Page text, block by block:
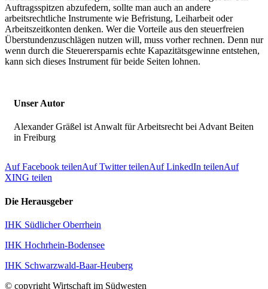
Auftragsspitzen abzufedern, sollte man auch an andere
arbeitsrechtliche Instrumente wie Befristung, Leiharbeit oder
Arbeitszeitkonten denken. Wer die Vorteile aus den steuerfreien
Überstundenzuschlägen nutzen will, muss vorher rechnen. Denn nur
wenn durch die Steuerersparnis echte Kapazitätsgewinne entstehen,
kann sich dieses Instrument für beide Seiten lohnen.
Unser Autor
Alexander Gräßel ist Anwalt für Arbeitsrecht bei Advant Beiten
in Freiburg
Auf Facebook teilenAuf Twitter teilenAuf LinkedIn teilenAuf
XING teilen
Die Herausgeber
IHK Südlicher Oberrhein
IHK Hochrhein-Bodensee
IHK Schwarzwald-Baar-Heuberg
© copyright Wirtschaft im Südwesten